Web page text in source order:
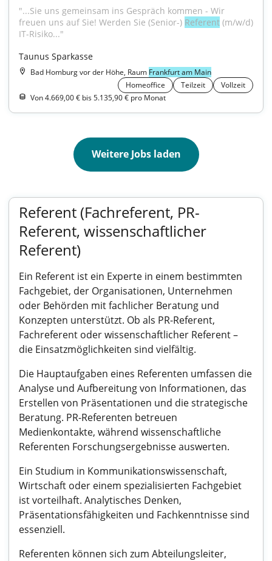
"...Sie uns gemeinsam ins Gespräch kommen - Wir
freuen uns auf Sie! Werden Sie (Senior-) Referent (m/w/d)
IT-Risiko..."
Taunus Sparkasse
Bad Homburg vor der Höhe, Raum Frankfurt am Main
Homeoffice
Teilzeit
Vollzeit
Von 4.669,00 € bis 5.135,90 € pro Monat
Weitere Jobs laden
Referent (Fachreferent, PR-
Referent, wissenschaftlicher
Referent)
Ein Referent ist ein Experte in einem bestimmten
Fachgebiet, der Organisationen, Unternehmen
oder Behörden mit fachlicher Beratung und
Konzepten unterstützt. Ob als PR-Referent,
Fachreferent oder wissenschaftlicher Referent –
die Einsatzmöglichkeiten sind vielfältig.
Die Hauptaufgaben eines Referenten umfassen die
Analyse und Aufbereitung von Informationen, das
Erstellen von Präsentationen und die strategische
Beratung. PR-Referenten betreuen
Medienkontakte, während wissenschaftliche
Referenten Forschungsergebnisse auswerten.
Ein Studium in Kommunikationswissenschaft,
Wirtschaft oder einem spezialisierten Fachgebiet
ist vorteilhaft. Analytisches Denken,
Präsentationsfähigkeiten und Fachkenntnisse sind
essenziell.
Referenten können sich zum Abteilungsleiter,